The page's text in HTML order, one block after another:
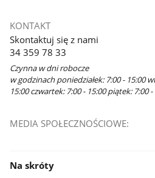
KONTAKT
Skontaktuj się z nami
34 359 78 33
Czynna w dni robocze
w godzinach poniedziałek: 7:00 - 15:00
15:00 czwartek: 7:00 - 15:00 piątek: 7:00 -
MEDIA SPOŁECZNOŚCIOWE:
Na skróty